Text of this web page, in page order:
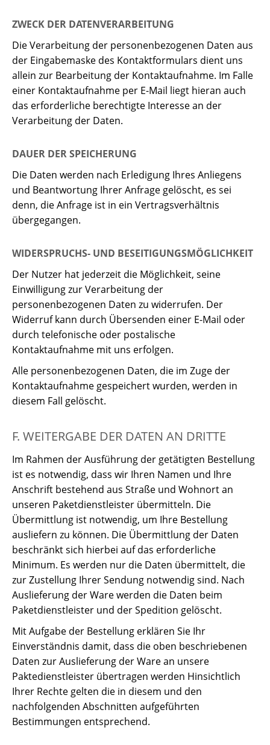
ZWECK DER DATENVERARBEITUNG
Die Verarbeitung der personenbezogenen Daten aus
der Eingabemaske des Kontaktformulars dient uns
allein zur Bearbeitung der Kontaktaufnahme. Im Falle
einer Kontaktaufnahme per E-Mail liegt hieran auch
das erforderliche berechtigte Interesse an der
Verarbeitung der Daten.
DAUER DER SPEICHERUNG
Die Daten werden nach Erledigung Ihres Anliegens
und Beantwortung Ihrer Anfrage gelöscht, es sei
denn, die Anfrage ist in ein Vertragsverhältnis
übergegangen.
WIDERSPRUCHS- UND BESEITIGUNGSMÖGLICHKEIT
Der Nutzer hat jederzeit die Möglichkeit, seine
Einwilligung zur Verarbeitung der
personenbezogenen Daten zu widerrufen. Der
Widerruf kann durch Übersenden einer E-Mail oder
durch telefonische oder postalische
Kontaktaufnahme mit uns erfolgen.
Alle personenbezogenen Daten, die im Zuge der
Kontaktaufnahme gespeichert wurden, werden in
diesem Fall gelöscht.
F. WEITERGABE DER DATEN AN DRITTE
Im Rahmen der Ausführung der getätigten Bestellung
ist es notwendig, dass wir Ihren Namen und Ihre
Anschrift bestehend aus Straße und Wohnort an
unseren Paketdienstleister übermitteln. Die
Übermittlung ist notwendig, um Ihre Bestellung
ausliefern zu können. Die Übermittlung der Daten
beschränkt sich hierbei auf das erforderliche
Minimum. Es werden nur die Daten übermittelt, die
zur Zustellung Ihrer Sendung notwendig sind. Nach
Auslieferung der Ware werden die Daten beim
Paketdienstleister und der Spedition gelöscht.
Mit Aufgabe der Bestellung erklären Sie Ihr
Einverständnis damit, dass die oben beschriebenen
Daten zur Auslieferung der Ware an unsere
Paktedienstleister übertragen werden Hinsichtlich
Ihrer Rechte gelten die in diesem und den
nachfolgenden Abschnitten aufgeführten
Bestimmungen entsprechend.